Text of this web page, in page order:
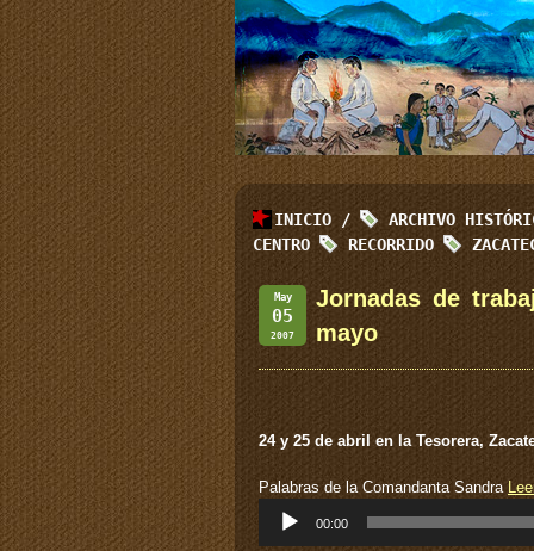
INICIO / ARCHIVO
CENTRO
RECORRIDO
May
05
2007
Jornadas de
mayo
24 y 25 de abril en la Tesorera,
Palabras de la Comandanta Sandra
Reproductor
00:00